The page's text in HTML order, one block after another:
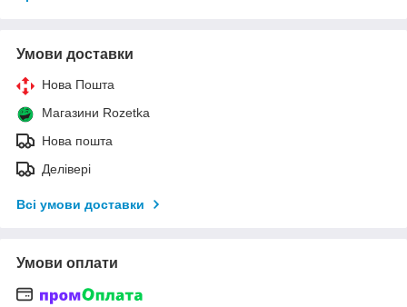
Умови доставки
Нова Пошта
Магазини Rozetka
Нова пошта
Делівері
Всі умови доставки
Умови оплати